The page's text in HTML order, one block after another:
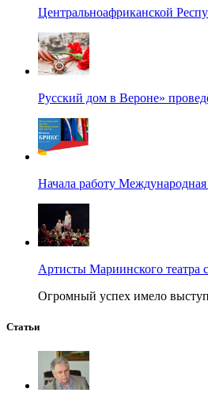
Центральноафриканской
Русский дом в Вероне»
Начала работу
Артисты Мариинского
Огромный успех имело
Статьи